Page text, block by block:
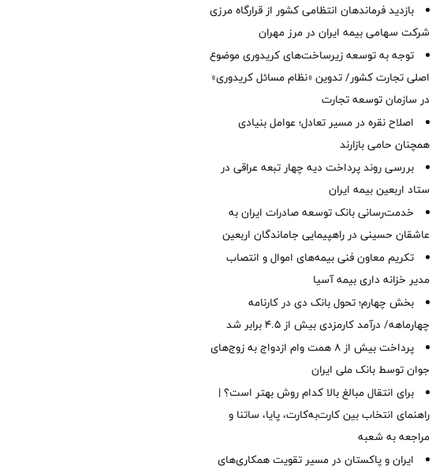
بازدید فرماندهان انتظامی کشور از قرارگاه مرزی
شرکت سهامی بیمه ایران در مرز مهران
توجه به توسعه زیرساخت‌های کریدوری موضوع
اصلی تجارت کشور/ تدوین «نظام مسائل کریدوری»
در سازمان توسعه تجارت
اصلاح نقره در مسیر تعادل؛ عوامل بنیادی
همچنان حامی بازارند
بررسی روند پرداخت دیه چهار تبعه عراقی در
ستاد اربعین بیمه ایران
خدمت‌رسانی بانک توسعه صادرات ایران به
عاشقان حسینی در راهپیمایی جاماندگان اربعین
تکریم معاون فنی بیمه‌های اموال و انتصاب
مدیر خزانه داری بیمه آسیا
بخش چهارم؛ تحول بانک دی در کارنامه
چهارماهه/ درآمد کارمزدی بیش از ۴.۵ برابر شد
پرداخت بیش از ۸ همت وام ازدواج به زوج‌های
جوان توسط بانک ملی ایران
برای انتقال مبالغ بالا کدام روش بهتر است؟ |
راهنمای انتخاب بین کارت‌به‌کارت، پایا، ساتنا و
مراجعه به شعبه
ایران و پاکستان در مسیر تقویت همکاری‌های